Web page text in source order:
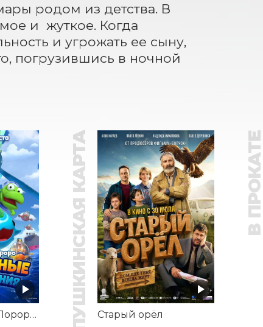
родом из детства. В
и  жуткое. Когда
и угрожать ее сыну,
погрузившись в ночной
Пингвинёнок Пороро: Подводные приключения ПУШКИНСКАЯ КАРТА Старый орёл
В